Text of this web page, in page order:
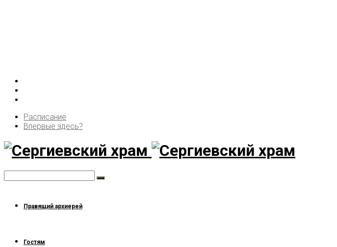
Расписание
Впервые здесь?
Правящий архиерей
Гостям